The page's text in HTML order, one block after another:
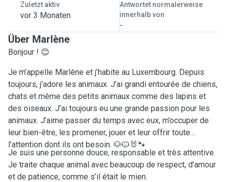
Zuletzt aktiv
vor 3 Monaten
Antwortet normalerweise
innerhalb von
-
Über Marlène
Bonjour ! 😊
Je m’appelle Marlène et j’habite au Luxembourg. Depuis
toujours, j’adore les animaux. J’ai grandi entourée de chiens,
chats et même des petits animaux comme des lapins et
des oiseaux. J’ai toujours eu une grande passion pour les
animaux. J’aime passer du temps avec eux, m’occuper de
leur bien-être, les promener, jouer et leur offrir toute
l’attention dont ils ont besoin. 🐶🐱🐰🐾
Je suis une personne douce, responsable et très attentive.
Je traite chaque animal avec beaucoup de respect, d’amour
et de patience, comme s’il était le mien.